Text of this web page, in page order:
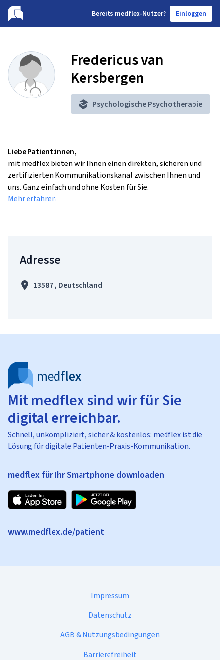
Bereits medflex-Nutzer? Einloggen
Fredericus van
Kersbergen
Psychologische Psychotherapie
Liebe Patient:innen,
mit medflex bieten wir Ihnen einen direkten, sicheren und
zertifizierten Kommunikationskanal zwischen Ihnen und
uns. Ganz einfach und ohne Kosten für Sie.
Mehr erfahren
Adresse
13587 , Deutschland
Mit medflex sind wir für Sie
digital erreichbar.
Schnell, unkompliziert, sicher & kostenlos: medflex ist die
Lösung für digitale Patienten-Praxis-Kommunikation.
medflex für Ihr Smartphone downloaden
www.medflex.de/patient
Impressum
Datenschutz
AGB & Nutzungsbedingungen
Barrierefreiheit